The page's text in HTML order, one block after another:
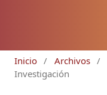
Inicio / Archivos /
Investigación